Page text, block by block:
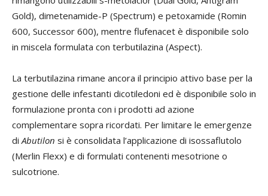
Gold), dimetenamide-P (Spectrum) e petoxamide (Romin
600, Successor 600), mentre flufenacet è disponibile solo
in miscela formulata con terbutilazina (Aspect).
La terbutilazina rimane ancora il principio attivo base per la
gestione delle infestanti dicotiledoni ed è disponibile solo in
formulazione pronta con i prodotti ad azione
complementare sopra ricordati. Per limitare le emergenze
diAbutilon si è consolidata l’applicazione di isossaflutolo
(Merlin Flexx) e di formulati contenenti mesotrione o
sulcotrione.